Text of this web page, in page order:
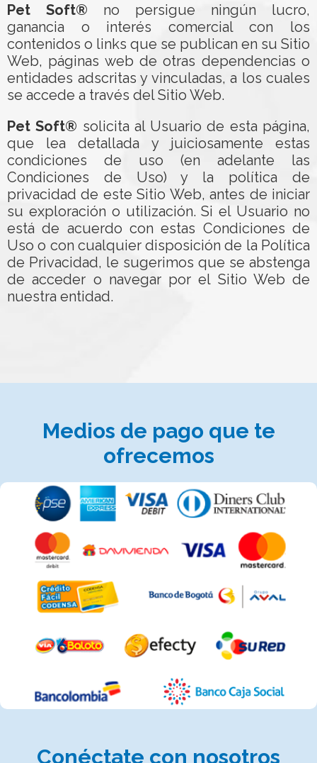
Pet Soft® no persigue ningún lucro,
ganancia o interés comercial con los
contenidos o links que se publican en su Sitio
Web, páginas web de otras dependencias o
entidades adscritas y vinculadas, a los cuales
se accede a través del Sitio Web.
Pet Soft® solicita al Usuario de esta página,
que lea detallada y juiciosamente estas
condiciones de uso (en adelante las
Condiciones de Uso) y la política de
privacidad de este Sitio Web, antes de iniciar
su exploración o utilización. Si el Usuario no
está de acuerdo con estas Condiciones de
Uso o con cualquier disposición de la Política
de Privacidad, le sugerimos que se abstenga
de acceder o navegar por el Sitio Web de
nuestra entidad.
Medios de pago que te
ofrecemos
Conéctate con nosotros